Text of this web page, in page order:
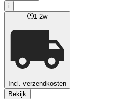
i
1-2w
Incl. verzendkosten
Bekijk